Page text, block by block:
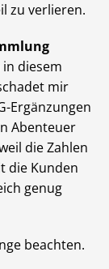
zu verlieren.
diesem
mir
Ergänzungen
Abenteuer
die Zahlen
die Kunden
genug
beachten.